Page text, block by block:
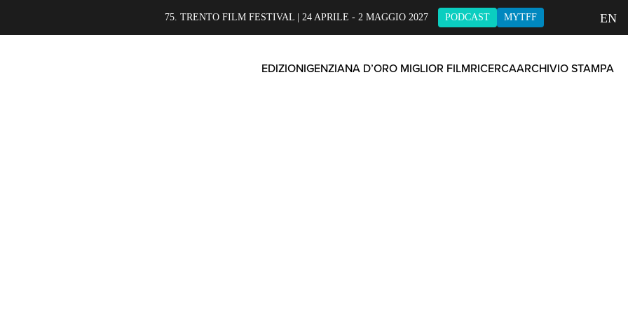
75. TRENTO FILM FESTIVAL | 24 APRILE - 2 MAGGIO 2027 PODCAST MYTFF EN
EDIZIONIGENZIANA D’ORO MIGLIOR FILMRICERCAARCHIVIO STAMPA